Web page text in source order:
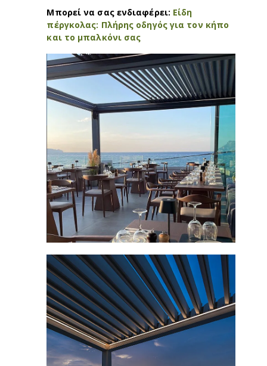
Μπορεί να σας ενδιαφέρει: Είδη
πέργκολας: Πλήρης οδηγός για τον κήπο
και το μπαλκόνι σας